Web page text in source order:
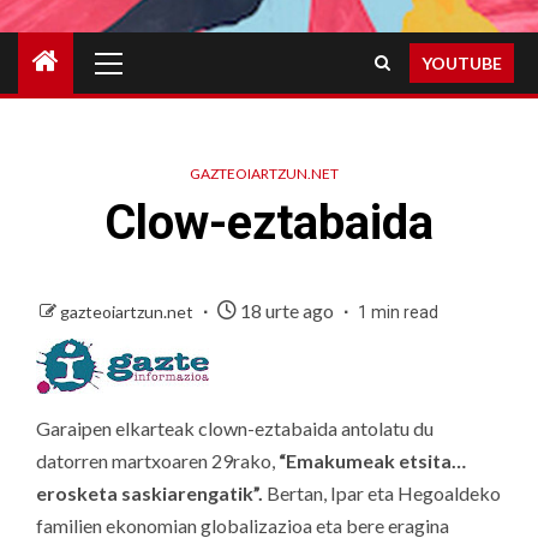
Menu
YOUTUBE
GAZTEOIARTZUN.NET
Clow-eztabaida
gazteoiartzun.net 18 urte ago 1 min read
Garaipen elkarteak clown-eztabaida antolatu du
datorren martxoaren 29rako, “Emakumeak etsita…
erosketa saskiarengatik”. Bertan, Ipar eta Hegoaldeko
familien ekonomian globalizazioa eta bere eragina